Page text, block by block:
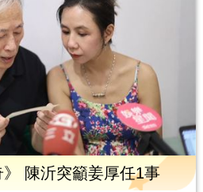
陳沂突籲姜厚任1事